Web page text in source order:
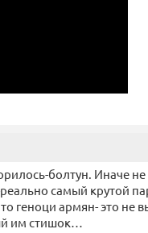
болтун. Иначе
самый крутой
геноци армян- это не
им стишок…